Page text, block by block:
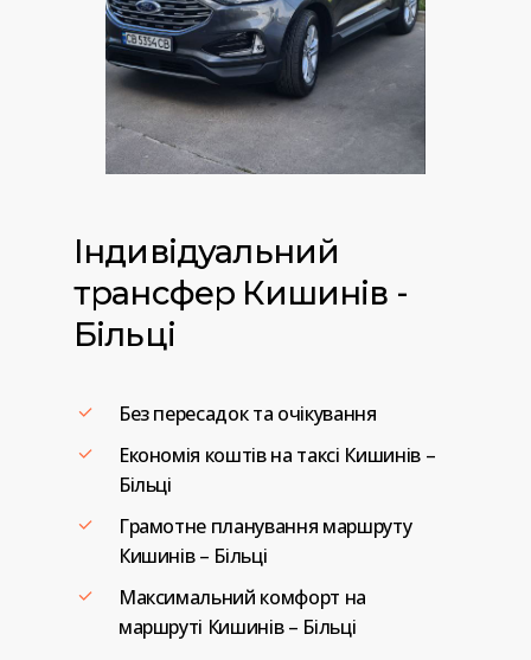
Індивідуальний
трансфер Кишинів -
Більці
Без пересадок та очікування
Економія коштів на таксі Кишинів –
Більці
Грамотне планування маршруту
Кишинів – Більці
Максимальний комфорт на
маршруті Кишинів – Більці